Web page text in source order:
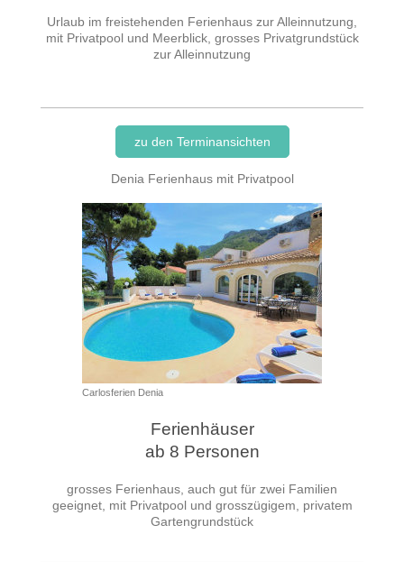
Urlaub im freistehenden Ferienhaus zur Alleinnutzung,
mit Privatpool und Meerblick, grosses Privatgrundstück
zur Alleinnutzung
zu den Terminansichten
Denia Ferienhaus mit Privatpool
Carlosferien Denia
Ferienhäuser
ab 8 Personen
grosses Ferienhaus, auch gut für zwei Familien
geeignet, mit Privatpool und grosszügigem, privatem
Gartengrundstück